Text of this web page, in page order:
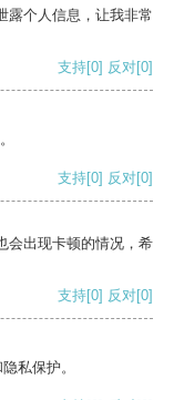
露个人信息，让我非常
支持[0] 反对[0]
支持[0] 反对[0]
会出现卡顿的情况，希
支持[0] 反对[0]
私保护。